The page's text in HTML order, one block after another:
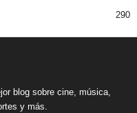
290
blog sobre cine, música,
y más.